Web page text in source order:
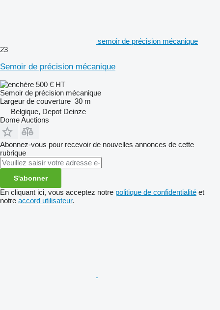
semoir de précision mécanique
23
Semoir de précision mécanique
500 € HT
Semoir de précision mécanique
Largeur de couverture 30 m
Belgique, Depot Deinze
Dome Auctions
Abonnez-vous pour recevoir de nouvelles annonces de cette
rubrique
S'abonner
En cliquant ici, vous acceptez notre politique de confidentialité et
notre accord utilisateur.